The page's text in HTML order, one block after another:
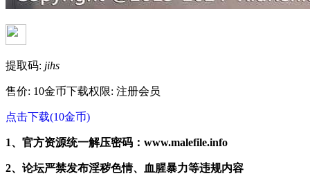
提取码: jihs
售价: 10金币下载权限: 注册会员
点击下载(10金币)
1、官方资源统一解压密码：www.malefile.info
2、论坛严禁发布淫秽色情、血腥暴力等违规内容